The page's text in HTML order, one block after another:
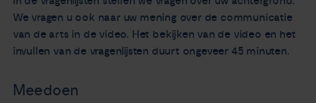
We vragen u ook naar uw mening over de communicatie
van de arts in de video. Het bekijken van de video en het
invullen van de vragenlijsten duurt ongeveer 45 minuten.
Meedoen